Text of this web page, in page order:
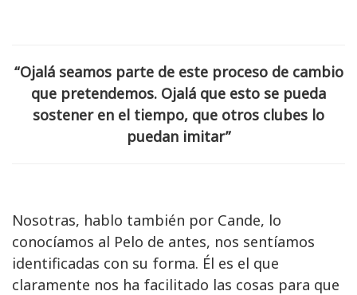
“Ojalá seamos parte de este proceso de cambio
que pretendemos. Ojalá que esto se pueda
sostener en el tiempo, que otros clubes lo
puedan imitar”
Nosotras, hablo también por Cande, lo
conocíamos al Pelo de antes, nos sentíamos
identificadas con su forma. Él es el que
claramente nos ha facilitado las cosas para que